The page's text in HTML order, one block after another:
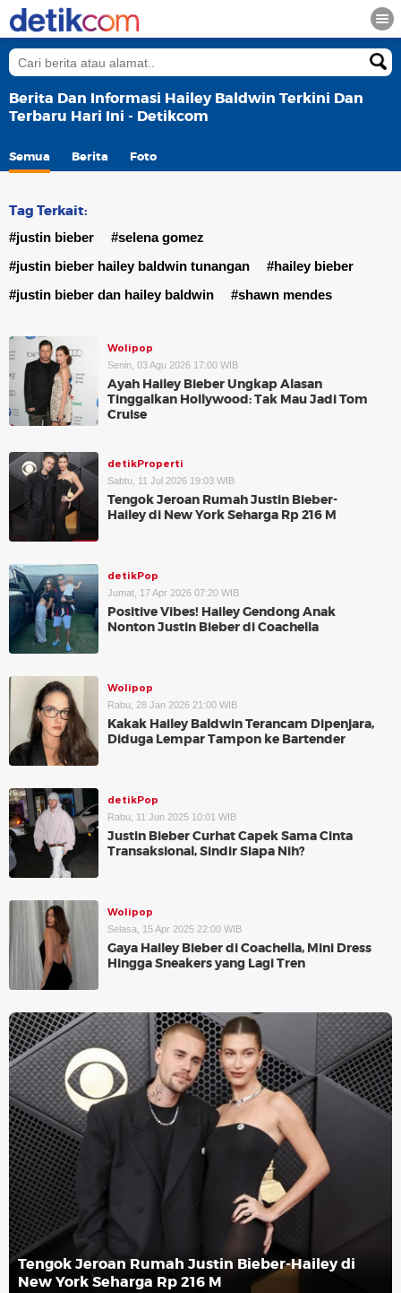
Berita Dan Informasi Hailey Baldwin Terkini Dan
Terbaru Hari Ini - Detikcom
Semua Berita Foto
Tag Terkait:
#justin bieber
#selena gomez
#justin bieber hailey baldwin tunangan
#hailey bieber
#justin bieber dan hailey baldwin
#shawn mendes
Wolipop
Senin, 03 Agu 2026 17:00 WIB
Ayah Hailey Bieber Ungkap Alasan
Tinggalkan Hollywood: Tak Mau Jadi Tom
Cruise
detikProperti
Sabtu, 11 Jul 2026 19:03 WIB
Tengok Jeroan Rumah Justin Bieber-
Hailey di New York Seharga Rp 216 M
detikPop
Jumat, 17 Apr 2026 07:20 WIB
Positive Vibes! Hailey Gendong Anak
Nonton Justin Bieber di Coachella
Wolipop
Rabu, 28 Jan 2026 21:00 WIB
Kakak Hailey Baldwin Terancam Dipenjara,
Diduga Lempar Tampon ke Bartender
detikPop
Rabu, 11 Jun 2025 10:01 WIB
Justin Bieber Curhat Capek Sama Cinta
Transaksional, Sindir Siapa Nih?
Wolipop
Selasa, 15 Apr 2025 22:00 WIB
Gaya Hailey Bieber di Coachella, Mini Dress
Hingga Sneakers yang Lagi Tren
Tengok Jeroan Rumah Justin Bieber-Hailey di
New York Seharga Rp 216 M